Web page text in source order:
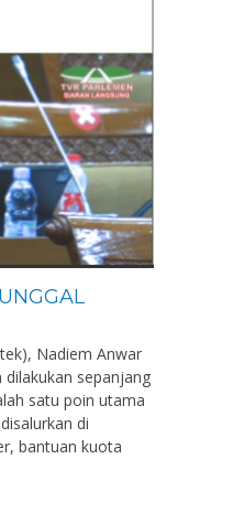
Nadiem Anwar
sepanjang
satu poin utama
di
bantuan kuota